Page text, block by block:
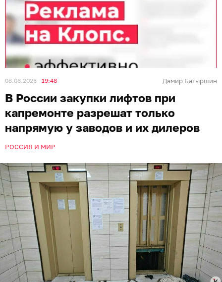
08.08.2026 19:48 Дамир Батыршин
В России закупки лифтов при
капремонте разрешат только
напрямую у заводов и их дилеров
РОССИЯ И МИР